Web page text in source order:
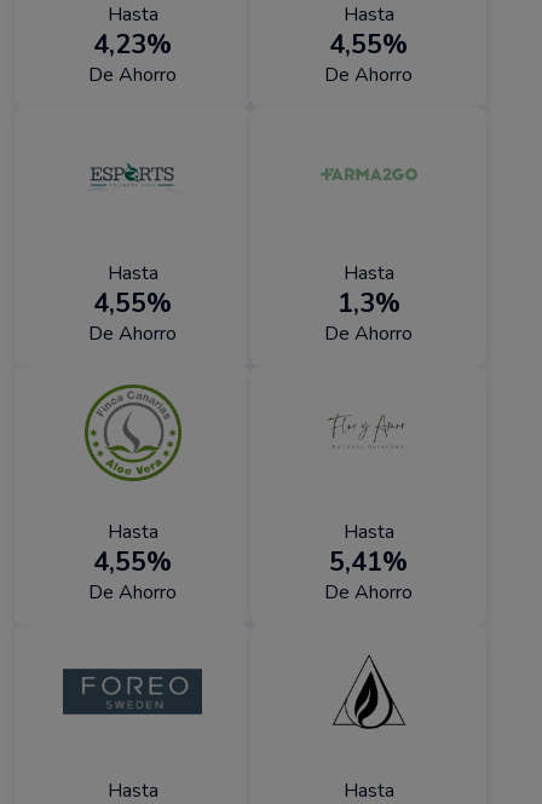
Hasta
4,23%
De Ahorro
Hasta
4,55%
De Ahorro
Hasta
4,55%
De Ahorro
Hasta
1,3%
De Ahorro
Hasta
4,55%
De Ahorro
Hasta
5,41%
De Ahorro
Hasta Hasta